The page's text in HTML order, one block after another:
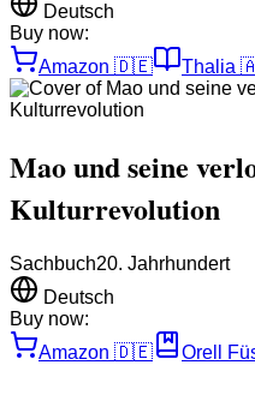
Deutsch
Buy now:
Amazon 🇩🇪 Thalia
Mao und seine
Kulturrevolution
Sachbuch20. Jahrhundert
Deutsch
Buy now:
Amazon 🇩🇪 Orell